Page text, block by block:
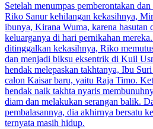
Setelah menumpas pemberontakan
Riko Sanur kehilangan kekasihnya,
ibunya, Kirana Wuma, karena hasutan
keluarganya di hari pernikahan
ditinggalkan kekasihnya, Riko
dan menjadi biksu eksentrik di Kuil
hendak melepaskan takhtanya, Ibu
calon Kaisar baru, yaitu Raja Timo.
hendak naik takhta nyaris
diam dan melakukan serangan balik.
pembalasannya, dia akhirnya bersatu
ternyata masih hidup.